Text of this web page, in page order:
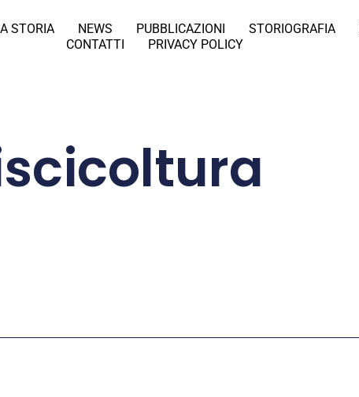
STORIA NEWS PUBBLICAZIONI STORIOGRAFIA
CONTATTI
PRIVACY POLICY